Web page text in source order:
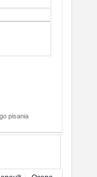
pisania